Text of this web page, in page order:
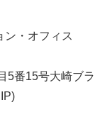
ン・オフィス
5番15号大崎ブラ